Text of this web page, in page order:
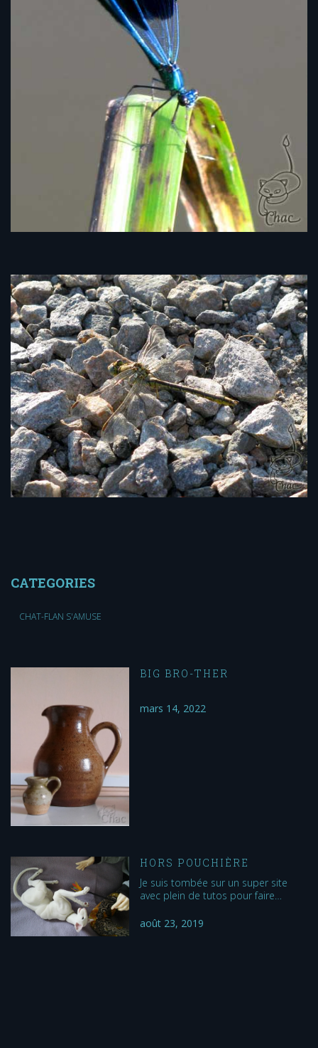
CATEGORIES
CHAT-FLAN S'AMUSE
BIG BRO-THER
mars 14, 2022
HORS POUCHIÈRE
Je suis tombée sur un super site
avec plein de tutos pour faire…
août 23, 2019